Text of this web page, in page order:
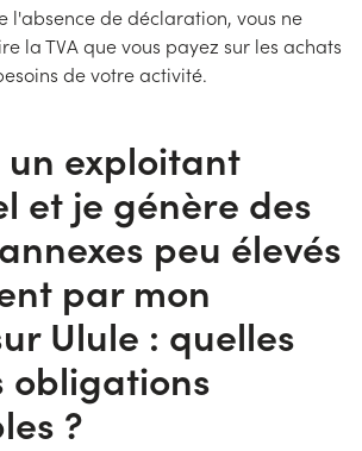
l'absence de déclaration, vous ne
la TVA que vous payez sur les achats
de votre activité.
un exploitant
et je génère des
peu élevés
par mon
Ulule : quelles
obligations
?